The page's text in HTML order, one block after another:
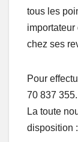
tous les
chez ses
Pour
70 837 355.
La toute
disposition